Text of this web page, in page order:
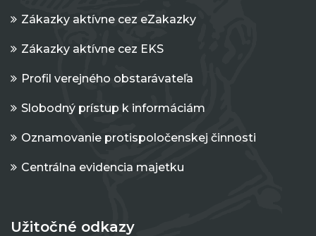
Zákazky aktívne cez eZakazky
Zákazky aktívne cez EKS
Profil verejného obstarávateľa
Slobodný prístup k informáciám
Oznamovanie protispoločenskej činnosti
Centrálna evidencia majetku
Užitočné odkazy